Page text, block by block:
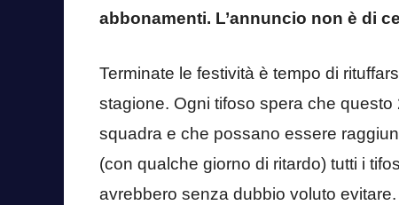
abbonamenti. L’annuncio non è di
Terminate le festività è tempo di
stagione. Ogni tifoso spera che
squadra e che possano essere
(con qualche giorno di ritardo) tutti i
avrebbero senza dubbio voluto evitare.